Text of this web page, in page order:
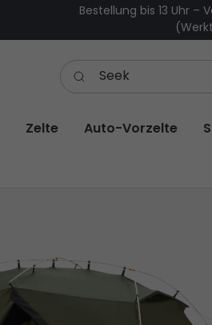
Bestellung bis 13 Uhr –
Zelte Auto-Vorzelte